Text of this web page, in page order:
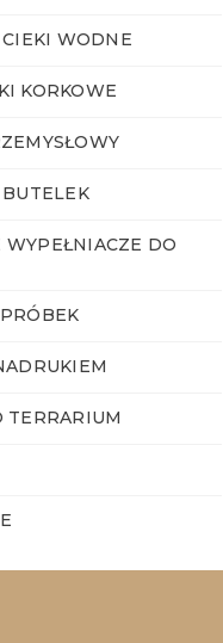
CIEKI WODNE
KORKOWE
WYPEŁNIACZE DO
TERRARIUM